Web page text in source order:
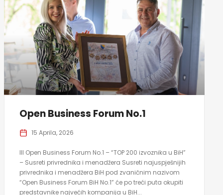
Open Business Forum No.1
15 Aprila, 2026
III Open Business Forum No.1 – “TOP 200 izvoznika u BiH”
– Susreti privrednika i menadžera Susreti najuspješnijih
privrednika i menadžera BiH pod zvaničnim nazivom
“Open Business Forum BiH No.1” će po treći puta okupiti
predstavnike najvećih kompanija u BiH...